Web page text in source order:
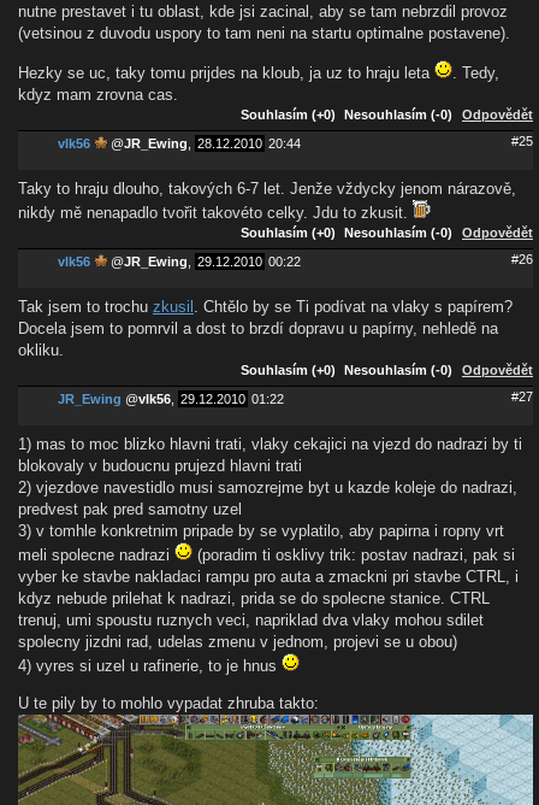
nutne prestavet i tu oblast, kde jsi zacinal, aby se tam nebrzdil provoz
(vetsinou z duvodu uspory to tam neni na startu optimalne postavene).
Hezky se uc, taky tomu prijdes na kloub, ja uz to hraju leta
. Tedy,
kdyz mam zrovna cas.
Souhlasím (+0) Nesouhlasím (-0) Odpovědět
vlk56 @JR_Ewing, 28.12.2010 20:44 #25
Taky to hraju dlouho, takových 6-7 let. Jenže vždycky jenom nárazově,
nikdy mě nenapadlo tvořit takovéto celky. Jdu to zkusit.
Souhlasím (+0) Nesouhlasím (-0) Odpovědět
vlk56 @JR_Ewing, 29.12.2010 00:22 #26
Tak jsem to trochu zkusil
. Chtělo by se Ti podívat na vlaky s papírem?
Docela jsem to pomrvil a dost to brzdí dopravu u papírny, nehledě na
okliku.
Souhlasím (+0) Nesouhlasím (-0) Odpovědět
JR_Ewing @vlk56, 29.12.2010 01:22 #27
1) mas to moc blizko hlavni trati, vlaky cekajici na vjezd do nadrazi by ti
blokovaly v budoucnu prujezd hlavni trati
2) vjezdove navestidlo musi samozrejme byt u kazde koleje do nadrazi,
predvest pak pred samotny uzel
3) v tomhle konkretnim pripade by se vyplatilo, aby papirna i ropny vrt
meli spolecne nadrazi
(poradim ti osklivy trik: postav nadrazi, pak si
vyber ke stavbe nakladaci rampu pro auta a zmackni pri stavbe CTRL, i
kdyz nebude prilehat k nadrazi, prida se do spolecne stanice. CTRL
trenuj, umi spoustu ruznych veci, napriklad dva vlaky mohou sdilet
spolecny jizdni rad, udelas zmenu v jednom, projevi se u obou)
4) vyres si uzel u rafinerie, to je hnus
U te pily by to mohlo vypadat zhruba takto: